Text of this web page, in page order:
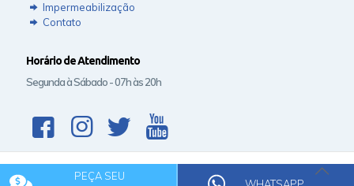
PEÇA SEU
WHATSAPP
Impermeabilização
Contato
Horário de Atendimento
Segunda à Sábado - 07h às 20h
© 2020 Rede Clean.